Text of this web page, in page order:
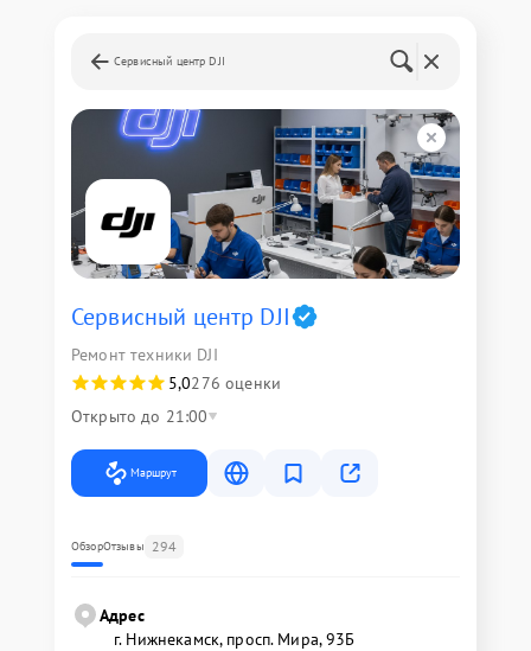
Сервисный центр DJI
Сервисный центр DJI
Ремонт техники DJI
5,0276 оценки
Открыто до 21:00
Маршрут
ОбзорОтзывы 294
Адрес
г. Нижнекамск, просп. Мира, 93Б